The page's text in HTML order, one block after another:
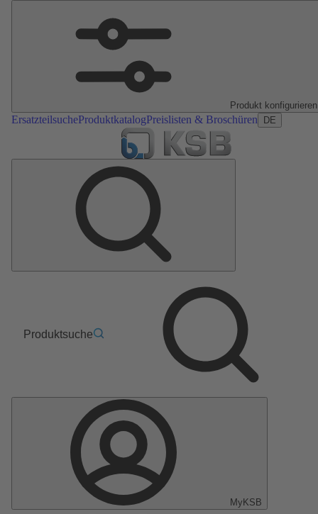
Produkt konfigurieren
ErsatzteilsucheProduktkatalogPreislisten & Broschüren DE
Produktsuche
MyKSB